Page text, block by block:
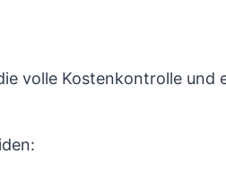
volle Kostenkontrolle und